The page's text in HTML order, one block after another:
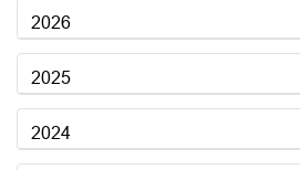
2026
2025
2024